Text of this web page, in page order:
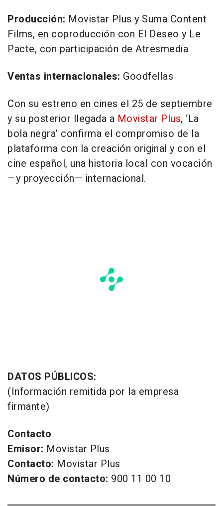
Producción: Movistar Plus y Suma Content
Films, en coproducción con El Deseo y Le
Pacte, con participación de Atresmedia
Ventas internacionales: Goodfellas
Con su estreno en cines el 25 de septiembre
y su posterior llegada a Movistar Plus, ‘La
bola negra’ confirma el compromiso de la
plataforma con la creación original y con el
cine español, una historia local con vocación
—y proyección— internacional.
DATOS PÚBLICOS:
(Información remitida por la empresa
firmante)
Contacto
Emisor: Movistar Plus
Contacto: Movistar Plus
Número de contacto: 900 11 00 10